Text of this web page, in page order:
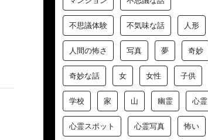
不思議体験 不気味な話 人形
人間の怖さ 写真 夢 奇妙
奇妙な話 女 女性 子供
学校 家 山 幽霊 心霊
心霊スポット 心霊写真 怖い